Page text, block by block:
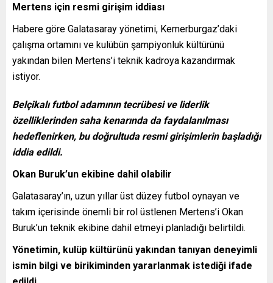
Mertens için resmi girişim iddiası
Habere göre Galatasaray yönetimi, Kemerburgaz’daki
çalışma ortamını ve kulübün şampiyonluk kültürünü
yakından bilen Mertens’i teknik kadroya kazandırmak
istiyor.
Belçikalı futbol adamının tecrübesi ve liderlik
özelliklerinden saha kenarında da faydalanılması
hedeflenirken, bu doğrultuda resmi girişimlerin başladığı
iddia edildi.
Okan Buruk’un ekibine dahil olabilir
Galatasaray’ın, uzun yıllar üst düzey futbol oynayan ve
takım içerisinde önemli bir rol üstlenen Mertens’i Okan
Buruk’un teknik ekibine dahil etmeyi planladığı belirtildi.
Yönetimin, kulüp kültürünü yakından tanıyan deneyimli
ismin bilgi ve birikiminden yararlanmak istediği ifade